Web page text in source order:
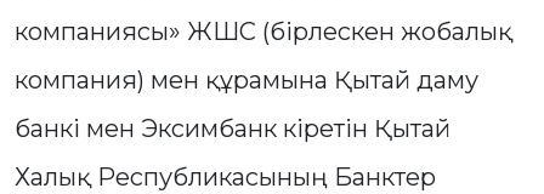
компаниясы» ЖШС (бірлескен жобалық
компания) мен құрамына Қытай даму
банкі мен Эксимбанк кіретін Қытай
Халық Республикасының Банктер